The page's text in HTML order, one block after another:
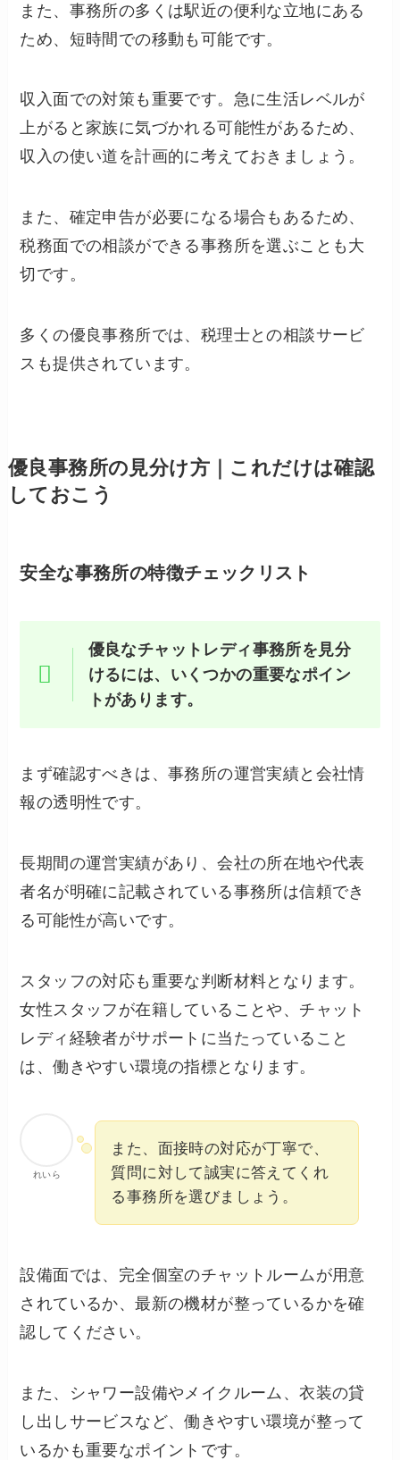
また、事務所の多くは駅近の便利な立地にある
ため、短時間での移動も可能です。
収入面での対策も重要です。急に生活レベルが
上がると家族に気づかれる可能性があるため、
収入の使い道を計画的に考えておきましょう。
また、確定申告が必要になる場合もあるため、
税務面での相談ができる事務所を選ぶことも大
切です。
多くの優良事務所では、税理士との相談サービ
スも提供されています。
優良事務所の見分け方｜これだけは確認
しておこう
安全な事務所の特徴チェックリスト
優良なチャットレディ事務所を見分
けるには、いくつかの重要なポイン
トがあります。
まず確認すべきは、事務所の運営実績と会社情
報の透明性です。
長期間の運営実績があり、会社の所在地や代表
者名が明確に記載されている事務所は信頼でき
る可能性が高いです。
スタッフの対応も重要な判断材料となります。
女性スタッフが在籍していることや、チャット
レディ経験者がサポートに当たっていること
は、働きやすい環境の指標となります。
れいら
また、面接時の対応が丁寧で、
質問に対して誠実に答えてくれ
る事務所を選びましょう。
設備面では、完全個室のチャットルームが用意
されているか、最新の機材が整っているかを確
認してください。
また、シャワー設備やメイクルーム、衣装の貸
し出しサービスなど、働きやすい環境が整って
いるかも重要なポイントです。